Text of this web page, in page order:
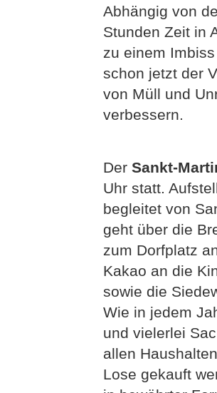
Abhängig von
Stunden Zeit in
zu einem
schon jetzt der
von Müll und
verbessern.
DerSankt-
Uhr statt.
begleitet von
geht über die
zum Dorfplatz
Kakao an die
sowie die
Wie in jedem
und vielerlei
allen
Lose gekauft